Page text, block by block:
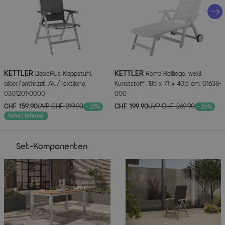
Hauptfarbe Schwarz
Farbe Gestell Silber
Farbe der Tischplatte
Herstellerinformationen
MEHR INFOS HIER
KETTLER BasicPlus Klappstuhl,
silber/anthrazit, Alu/Textilene,
0301201-0000
CHF 159.90UVPCHF 219.90 - 27%
Sofort lieferbar
KETTLER Roma Rollliege, weiß,
Kunststoff, 185 x 71 x 40,5 cm, 01638-
000
CHF 199.90UVPCHF 269.90 - 26%
Set-Komponenten